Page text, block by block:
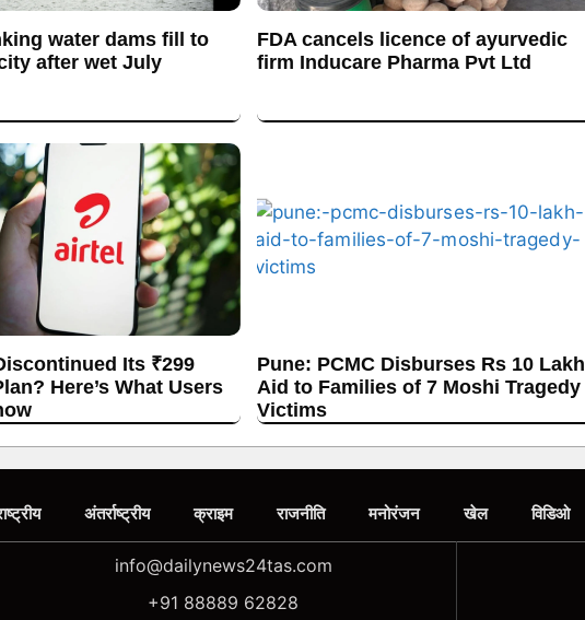
water dams fill to
after wet July
FDA cancels licence of ayurvedic
firm Inducare Pharma Pvt Ltd
Its ₹299
Here’s What Users
Pune: PCMC Disburses Rs 10 Lakh
Aid to Families of 7 Moshi Tragedy
Victims
अंतर्राष्ट्रीय क्राइम राजनीति मनोरंजन खेल विडिओ
info@dailynews24tas.com
+91 88889 62828